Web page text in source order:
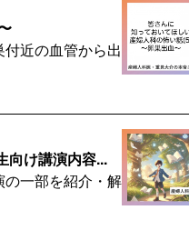
近の血管から出
向け講演内容...
一部を紹介・解